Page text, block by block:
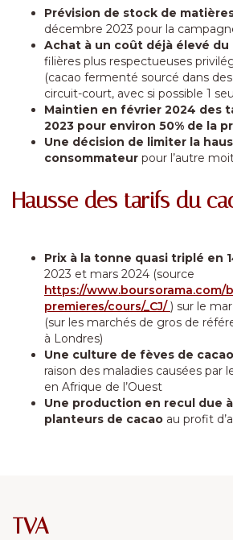
Prévision de stock de
décembre 2023 pour la
Achat à un coût déjà élevé du
filières plus respectueuses
(cacao fermenté sourcé dans
circuit-court, avec si possible 1
Maintien en février 2024 des
2023 pour environ 50% de la
Une décision de limiter la
consommateur pour l’autre
Hausse des tarifs du
Prix à la tonne quasi triplé en
2023 et mars 2024 (source
https://www.boursorama.com/
premieres/cours/_CJ/) sur le
(sur les marchés de gros de
à Londres)
Une culture de fèves de
raison des maladies causées par
en Afrique de l’Ouest
Une production en recul due
planteurs de cacao au profit
TVA